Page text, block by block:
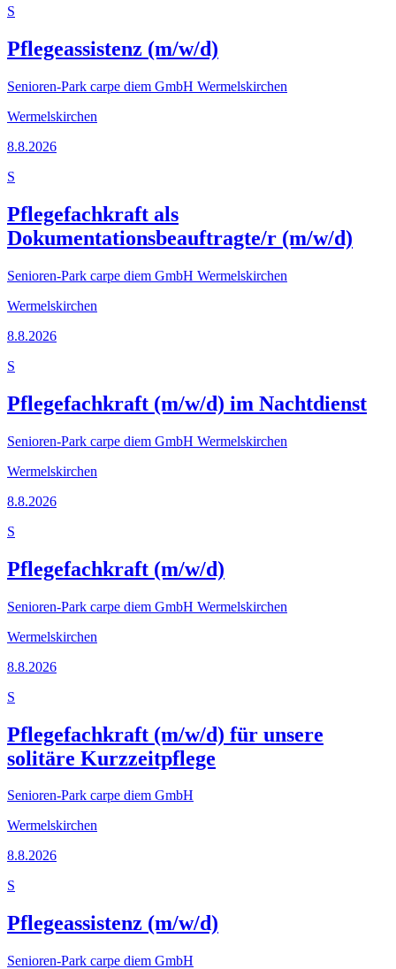
S
Pflegeassistenz (m/w/d)
Senioren-Park carpe diem GmbH Wermelskirchen
Wermelskirchen
8.8.2026
S
Pflegefachkraft als
Dokumentationsbeauftragte/r (m/w/d)
Senioren-Park carpe diem GmbH Wermelskirchen
Wermelskirchen
8.8.2026
S
Pflegefachkraft (m/w/d) im Nachtdienst
Senioren-Park carpe diem GmbH Wermelskirchen
Wermelskirchen
8.8.2026
S
Pflegefachkraft (m/w/d)
Senioren-Park carpe diem GmbH Wermelskirchen
Wermelskirchen
8.8.2026
S
Pflegefachkraft (m/w/d) für unsere
solitäre Kurzzeitpflege
Senioren-Park carpe diem GmbH
Wermelskirchen
8.8.2026
S
Pflegeassistenz (m/w/d)
Senioren-Park carpe diem GmbH